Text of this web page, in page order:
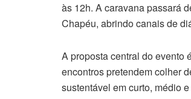
às 12h. A caravana passará
Chapéu, abrindo canais de
A proposta central do evento
encontros pretendem colher
sustentável em curto, médio